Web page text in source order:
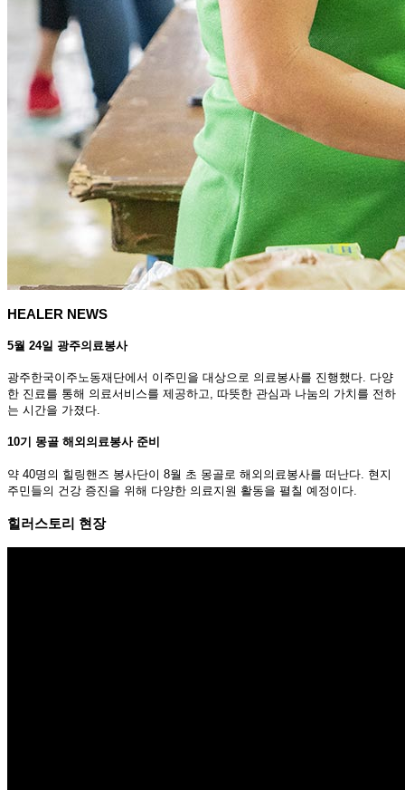
HEALER NEWS
5월 24일 광주의료봉사
광주한국이주노동재단에서 이주민을 대상으로 의료봉사를 진행했다. 다양
한 진료를 통해 의료서비스를 제공하고, 따뜻한 관심과 나눔의 가치를 전하
는 시간을 가졌다.
10기 몽골 해외의료봉사 준비
약 40명의 힐링핸즈 봉사단이 8월 초 몽골로 해외의료봉사를 떠난다. 현지
주민들의 건강 증진을 위해 다양한 의료지원 활동을 펼칠 예정이다.
힐러스토리 현장